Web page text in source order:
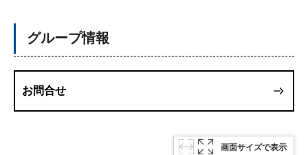
グループ情報
お問合せ
画面サイズで表示